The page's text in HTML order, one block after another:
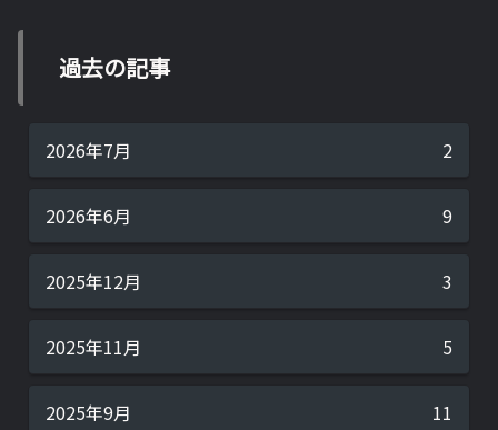
過去の記事
2026年7月 2
2026年6月 9
2025年12月 3
2025年11月 5
2025年9月 11